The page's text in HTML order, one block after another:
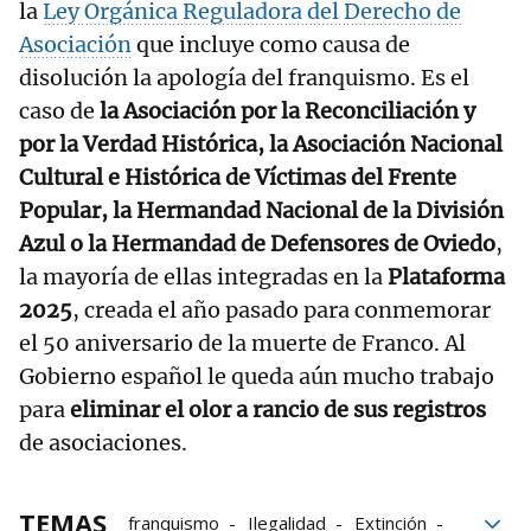
laLey Orgánica Reguladora del Derecho de
Asociaciónque incluye como causa de
disolución la apología del franquismo. Es el
caso de la Asociación por la Reconciliación y
por la Verdad Histórica, la Asociación Nacional
Cultural e Histórica de Víctimas del Frente
Popular, la Hermandad Nacional de la División
Azul o la Hermandad de Defensores de Oviedo,
la mayoría de ellas integradas en laPlataforma
2025, creada el año pasado para conmemorar
el 50 aniversario de la muerte de Franco. Al
Gobierno español le queda aún mucho trabajo
paraeliminar el olor a rancio de sus registros
de asociaciones.
TEMAS franquismo Ilegalidad
Extinción